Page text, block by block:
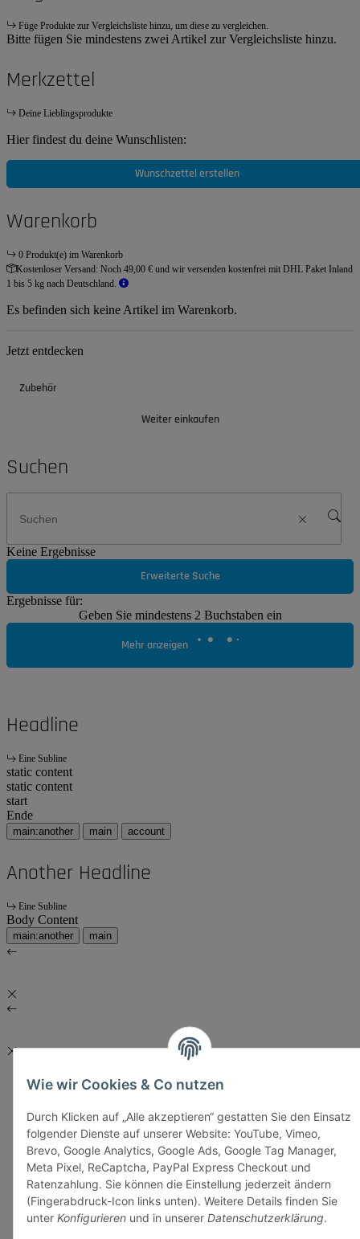
Wie wir Cookies & Co nutzen
Durch Klicken auf „Alle akzeptieren“ gestatten Sie den Einsatz
folgender Dienste auf unserer Website: YouTube, Vimeo,
Brevo, Google Analytics, Google Ads, Google Tag Manager,
Meta Pixel, ReCaptcha, PayPal Express Checkout und
Ratenzahlung. Sie können die Einstellung jederzeit ändern
(Fingerabdruck-Icon links unten). Weitere Details finden Sie
unter Konfigurieren und in unserer Datenschutzerklärung.
Füge Produkte zur Vergleichsliste hinzu, um diese zu vergleichen.
Bitte fügen Sie mindestens zwei Artikel zur Vergleichsliste hinzu.
Merkzettel
Deine Lieblingsprodukte
Hier findest du deine Wunschlisten:
Wunschzettel erstellen
Warenkorb
0 Produkt(e) im Warenkorb
Kostenloser Versand: Noch 49,00 € und wir versenden kostenfrei mit DHL Paket Inland
1 bis 5 kg nach Deutschland.
Es befinden sich keine Artikel im Warenkorb.
Jetzt entdecken
Zubehör
Weiter einkaufen
Suchen
Keine Ergebnisse
Erweiterte Suche
Ergebnisse für:
Geben Sie mindestens 2 Buchstaben ein
Mehr anzeigen
Headline
Eine Subline
static content
static content
start
Ende
main:another main account
Another Headline
Eine Subline
Body Content
main:another main